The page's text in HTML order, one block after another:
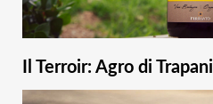
Il Terroir: Agro di Trapani